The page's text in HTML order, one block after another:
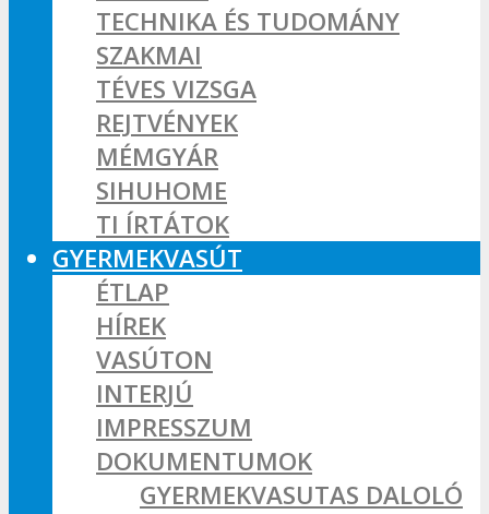
TECHNIKA ÉS TUDOMÁNY
SZAKMAI
TÉVES VIZSGA
REJTVÉNYEK
MÉMGYÁR
SIHUHOME
TI ÍRTÁTOK
GYERMEKVASÚT
ÉTLAP
HÍREK
VASÚTON
INTERJÚ
IMPRESSZUM
DOKUMENTUMOK
GYERMEKVASUTAS DALOLÓ